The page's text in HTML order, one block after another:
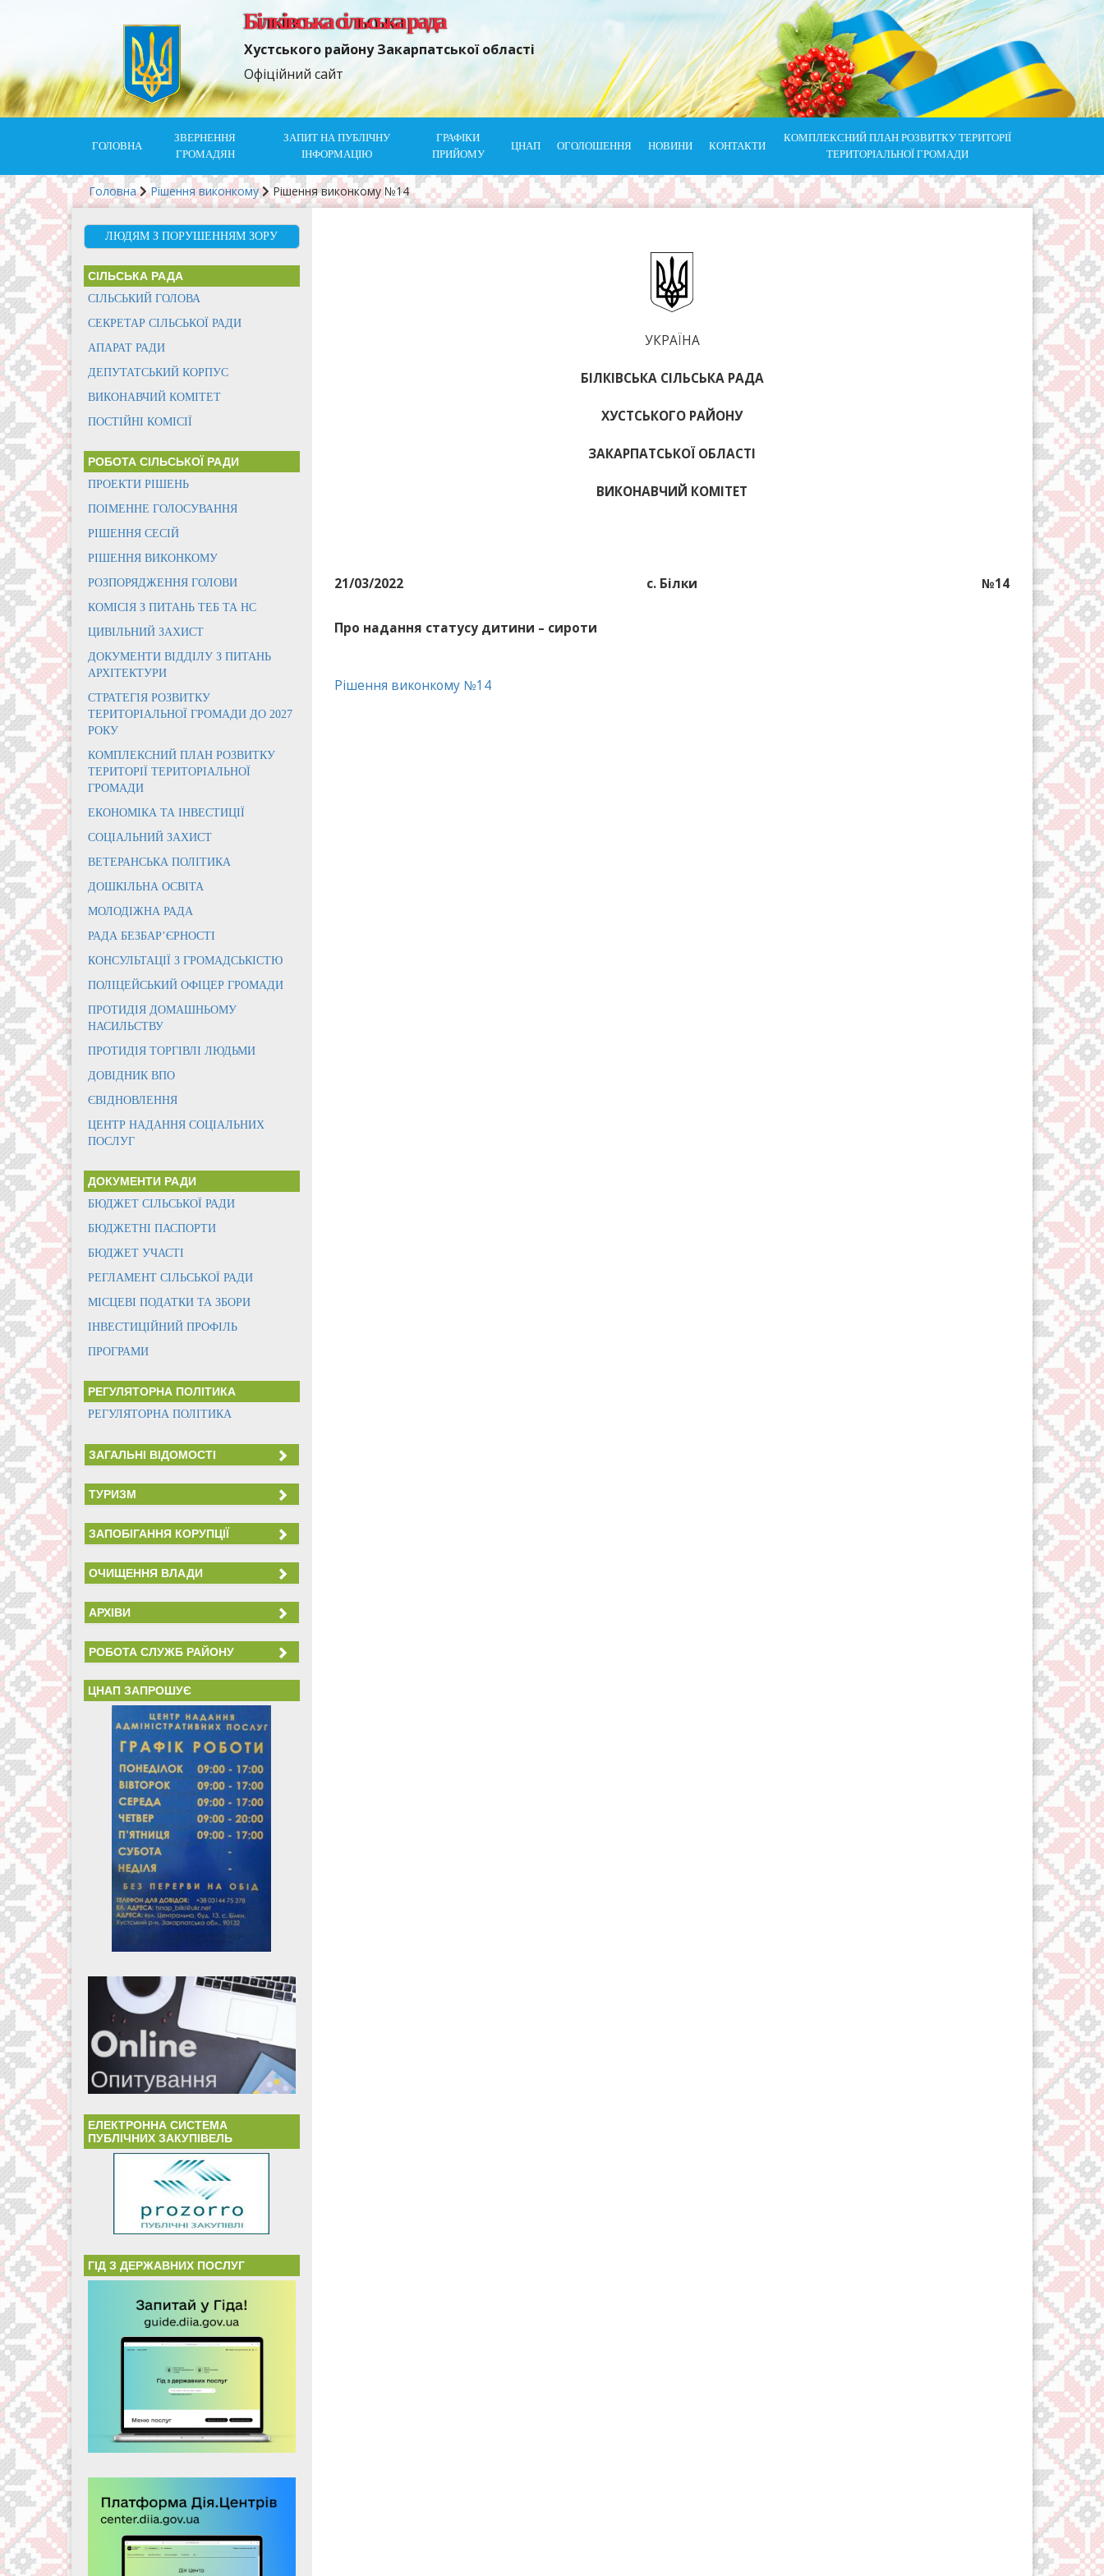
Білківська сільська рада
Хустського району Закарпатської області
Офіційний сайт
ГОЛОВНА
ЗВЕРНЕННЯ
ГРОМАДЯН
ЗАПИТ НА ПУБЛІЧНУ
ІНФОРМАЦІЮ
ГРАФІКИ
ПРИЙОМУ
ЦНАП ОГОЛОШЕННЯ НОВИНИ КОНТАКТИ
КОМПЛЕКСНИЙ ПЛАН РОЗВИТКУ ТЕРИТОРІЇ
ТЕРИТОРІАЛЬНОЇ ГРОМАДИ
Головна Рішення виконкому Рішення виконкому №14
ЛЮДЯМ З ПОРУШЕННЯМ ЗОРУ
СІЛЬСЬКА РАДА
СІЛЬСЬКИЙ ГОЛОВА
СЕКРЕТАР СІЛЬСЬКОЇ РАДИ
АПАРАТ РАДИ
ДЕПУТАТСЬКИЙ КОРПУС
ВИКОНАВЧИЙ КОМІТЕТ
ПОСТІЙНІ КОМІСІЇ
РОБОТА СІЛЬСЬКОЇ РАДИ
ПРОЕКТИ РІШЕНЬ
ПОІМЕННЕ ГОЛОСУВАННЯ
РІШЕННЯ СЕСІЙ
РІШЕННЯ ВИКОНКОМУ
РОЗПОРЯДЖЕННЯ ГОЛОВИ
КОМІСІЯ З ПИТАНЬ ТЕБ ТА НС
ЦИВІЛЬНИЙ ЗАХИСТ
ДОКУМЕНТИ ВІДДІЛУ З ПИТАНЬ
АРХІТЕКТУРИ
СТРАТЕГІЯ РОЗВИТКУ
ТЕРИТОРІАЛЬНОЇ ГРОМАДИ ДО 2027
РОКУ
КОМПЛЕКСНИЙ ПЛАН РОЗВИТКУ
ТЕРИТОРІЇ ТЕРИТОРІАЛЬНОЇ
ГРОМАДИ
ЕКОНОМІКА ТА ІНВЕСТИЦІЇ
СОЦІАЛЬНИЙ ЗАХИСТ
ВЕТЕРАНСЬКА ПОЛІТИКА
ДОШКІЛЬНА ОСВІТА
МОЛОДІЖНА РАДА
РАДА БЕЗБАР’ЄРНОСТІ
КОНСУЛЬТАЦІЇ З ГРОМАДСЬКІСТЮ
ПОЛІЦЕЙСЬКИЙ ОФІЦЕР ГРОМАДИ
ПРОТИДІЯ ДОМАШНЬОМУ
НАСИЛЬСТВУ
ПРОТИДІЯ ТОРГІВЛІ ЛЮДЬМИ
ДОВІДНИК ВПО
ЄВІДНОВЛЕННЯ
ЦЕНТР НАДАННЯ СОЦІАЛЬНИХ
ПОСЛУГ
ДОКУМЕНТИ РАДИ
БЮДЖЕТ СІЛЬСЬКОЇ РАДИ
БЮДЖЕТНІ ПАСПОРТИ
БЮДЖЕТ УЧАСТІ
РЕГЛАМЕНТ СІЛЬСЬКОЇ РАДИ
МІСЦЕВІ ПОДАТКИ ТА ЗБОРИ
ІНВЕСТИЦІЙНИЙ ПРОФІЛЬ
ПРОГРАМИ
РЕГУЛЯТОРНА ПОЛІТИКА
РЕГУЛЯТОРНА ПОЛІТИКА
ЗАГАЛЬНІ ВІДОМОСТІ
ТУРИЗМ
ЗАПОБІГАННЯ КОРУПЦІЇ
ОЧИЩЕННЯ ВЛАДИ
АРХІВИ
РОБОТА СЛУЖБ РАЙОНУ
ЦНАП ЗАПРОШУЄ
ЕЛЕКТРОННА СИСТЕМА
ПУБЛІЧНИХ ЗАКУПІВЕЛЬ
ГІД З ДЕРЖАВНИХ ПОСЛУГ
УКРАЇНА
БІЛКІВСЬКА СІЛЬСЬКА РАДА
ХУСТСЬКОГО РАЙОНУ
ЗАКАРПАТСЬКОЇ ОБЛАСТІ
ВИКОНАВЧИЙ КОМІТЕТ
21/03/2022 с. Білки №14
Про надання статусу дитини – сироти
Рішення виконкому №14